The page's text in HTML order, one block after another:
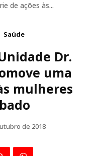
de ações às...
Saúde
Dr.
uma
mulheres
de 2018